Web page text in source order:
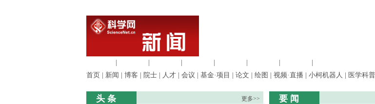
首页
新闻 博客 院士 人才 会议 基金·项目 论文 绘图 视频·直播 小柯机器人 医学科普
头 条 更多>> 要 闻